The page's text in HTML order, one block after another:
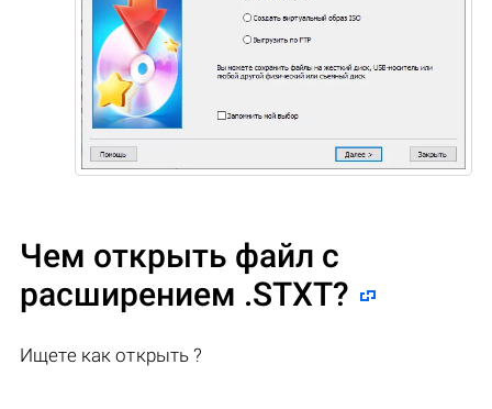
Чем открыть файл с
расширением .STXT?
Ищете как открыть ?